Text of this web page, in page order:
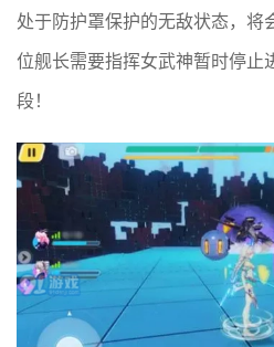
处于防护罩保护的无敌状态，将
位舰长需要指挥女武神暂时停止
段！